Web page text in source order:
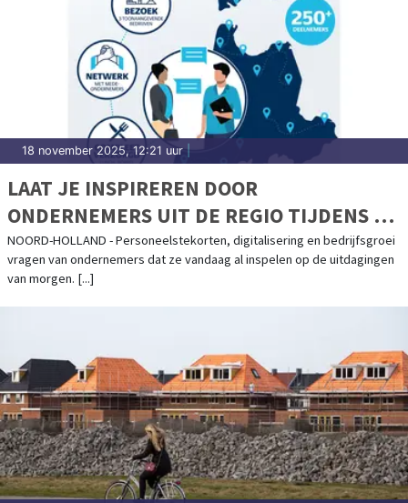
18 november 2025, 12:21 uur|
LAAT JE INSPIREREN DOOR
ONDERNEMERS UIT DE REGIO TIJDENS DE
ONHN ONDERNEMERS EXPEDITIE
NOORD-HOLLAND - Personeelstekorten, digitalisering en bedrijfs­groei
vragen van ondernemers dat ze vandaag al inspelen op de uitdagingen
van morgen. [...]